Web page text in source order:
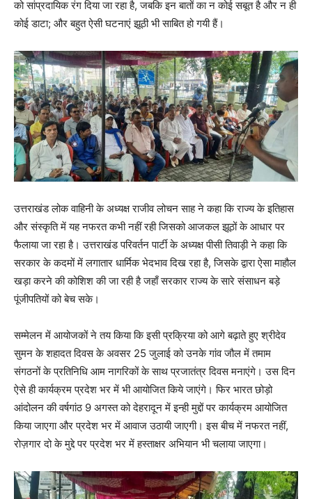
को सांप्रदायिक रंग दिया जा रहा है, जबकि इन बातों का न कोई सबूत है और न ही
कोई डाटा; और बहुत ऐसी घटनाएं झूठी भी साबित हो गयी हैं।
उत्तराखंड लोक वाहिनी के अध्यक्ष राजीव लोचन साह ने कहा कि राज्य के इतिहास
और संस्कृति में यह नफरत कभी नहीं रही जिसको आजकल झूठों के आधार पर
फैलाया जा रहा है। उत्तराखंड परिवर्तन पार्टी के अध्यक्ष पीसी तिवाड़ी ने कहा कि
सरकार के कदमों में लगातार धार्मिक भेदभाव दिख रहा है, जिसके द्वारा ऐसा माहौल
खड़ा करने की कोशिश की जा रही है जहाँ सरकार राज्य के सारे संसाधन बड़े
पूंजीपतियों को बेच सके।
सम्मेलन में आयोजकों ने तय किया कि इसी प्रक्रिया को आगे बढ़ाते हुए श्रीदेव
सुमन के शहादत दिवस के अवसर 25 जुलाई को उनके गांव जौल में तमाम
संगठनों के प्रतिनिधि आम नागरिकों के साथ प्रजातंत्र दिवस मनाएंगे। उस दिन
ऐसे ही कार्यक्रम प्रदेश भर में भी आयोजित किये जाएंगे। फिर भारत छोड़ो
आंदोलन की वर्षगांठ 9 अगस्त को देहरादून में इन्ही मुद्दों पर कार्यक्रम आयोजित
किया जाएगा और प्रदेश भर में आवाज उठायी जाएगी। इस बीच में नफरत नहीं,
रोज़गार दो के मुद्दे पर प्रदेश भर में हस्ताक्षर अभियान भी चलाया जाएगा।